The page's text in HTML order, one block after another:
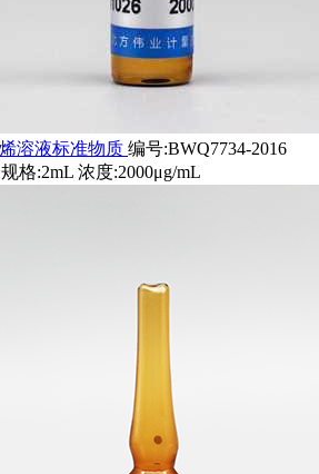
溶液标准物质 编号:BWQ7734-2016
格:2mL 浓度:2000μg/mL